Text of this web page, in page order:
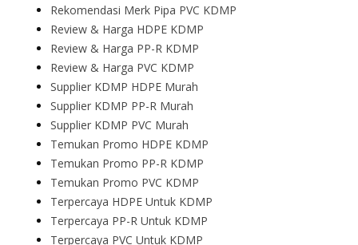
Rekomendasi Merk Pipa PVC KDMP
Review & Harga HDPE KDMP
Review & Harga PP-R KDMP
Review & Harga PVC KDMP
Supplier KDMP HDPE Murah
Supplier KDMP PP-R Murah
Supplier KDMP PVC Murah
Temukan Promo HDPE KDMP
Temukan Promo PP-R KDMP
Temukan Promo PVC KDMP
Terpercaya HDPE Untuk KDMP
Terpercaya PP-R Untuk KDMP
Terpercaya PVC Untuk KDMP